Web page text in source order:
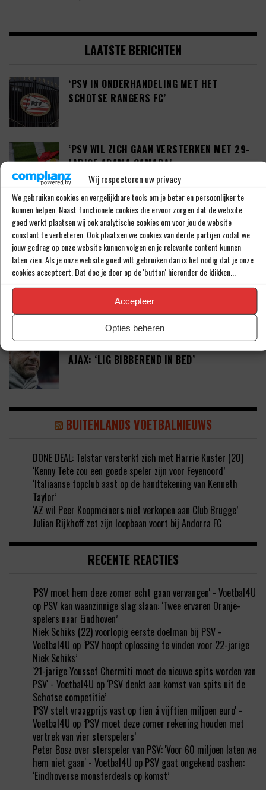
Wij respecteren uw privacy
We gebruiken cookies en vergelijkbare tools om je beter en persoonlijker te
kunnen helpen. Naast functionele cookies die ervoor zorgen dat de website
goed werkt plaatsen wij ook analytische cookies om voor jou de website
constant te verbeteren. Ook plaatsen we cookies van derde partijen zodat we
jouw gedrag op onze website kunnen volgen en je relevante content kunnen
laten zien. Als je onze website goed wilt gebruiken dan is het nodig dat je onze
cookies accepteert. Dat doe je door op de 'button' hieronder de klikken...
Accepteer
Opties beheren
LAATSTE BERICHTEN
‘PSV IN ONDERHANDELING MET HET
SCHOTSE RANGERS FC’
‘PSV WIL ZICH GAAN VERSTERKEN MET 29-
JARIGE ADAMA CAMARA’
JOEL DROMMEL (29) TEKENT VOOR VIER
JAAR BIJ FC TWENTE
‘COUHAIB DRIOUECH ZOU EEN PRIMA
SPELER ZIJN VOOR FEYENOORD’
PETER BOSZ OVER ONTWIKKELINGEN BIJ
AJAX: ‘LIG BIBBEREND IN BED’
BUITENLANDS VOETBALNIEUWS
DONE DEAL: Telstar versterkt zich met Harrie Kuster (20)
‘Kenny Tete zou een goede speler zijn voor Feyenoord’
‘Italiaanse topclub aast op de handtekening van Kenneth
Taylor’
‘AZ wil Peer Koopmeiners niet verkopen aan Club Brugge’
Julian Rijkhoff zet zijn loopbaan voort bij Andorra FC
RECENTE REACTIES
'PSV moet hem deze zomer echt gaan vervangen' - Voetbal4U
op PSV kan waanzinnige slag slaan: ‘Twee ervaren Oranje-
spelers naar Eindhoven’
Niek Schiks (22) voorlopig eerste doelman bij PSV -
Voetbal4U op ‘PSV hoopt oplossing te vinden voor 22-jarige
Niek Schiks’
'21-jarige Youssef Chermiti moet de nieuwe spits worden van
PSV' - Voetbal4U op ‘PSV denkt aan komst van spits uit de
Schotse competitie’
'PSV stelt vraagprijs vast op tien á vijftien miljoen euro' -
Voetbal4U op ‘PSV moet deze zomer rekening houden met
vertrek van vier sterspelers’
Peter Bosz over sterspeler van PSV: 'Voor 60 miljoen laten we
hem niet gaan' - Voetbal4U op PSV gaat ongekend cashen:
‘Eindhovense monsterdeals op komst’